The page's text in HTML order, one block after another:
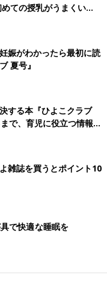
ての授乳がうまくい
と夏のトラブル 解決テ
娠がわかったら最初に読
夏号』
する本『ひよこクラブ
で、育児に役立つ情報が
雑誌を買うとポイント10
で快適な睡眠を